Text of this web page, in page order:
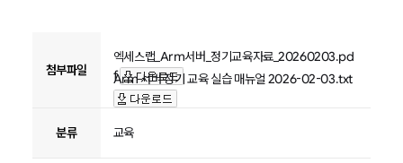
첨부파일
엑세스랩_Arm서버_정기교육자료_20260203.pd
f
Arm 서버 정기 교육 실습 매뉴얼 2026-02-03.txt
분류 교육